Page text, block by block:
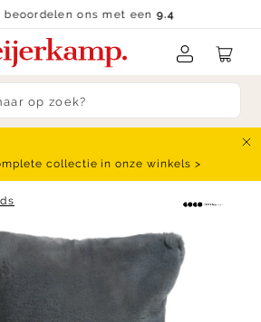
beoordelen ons met een9.4
collectie in onze winkels >